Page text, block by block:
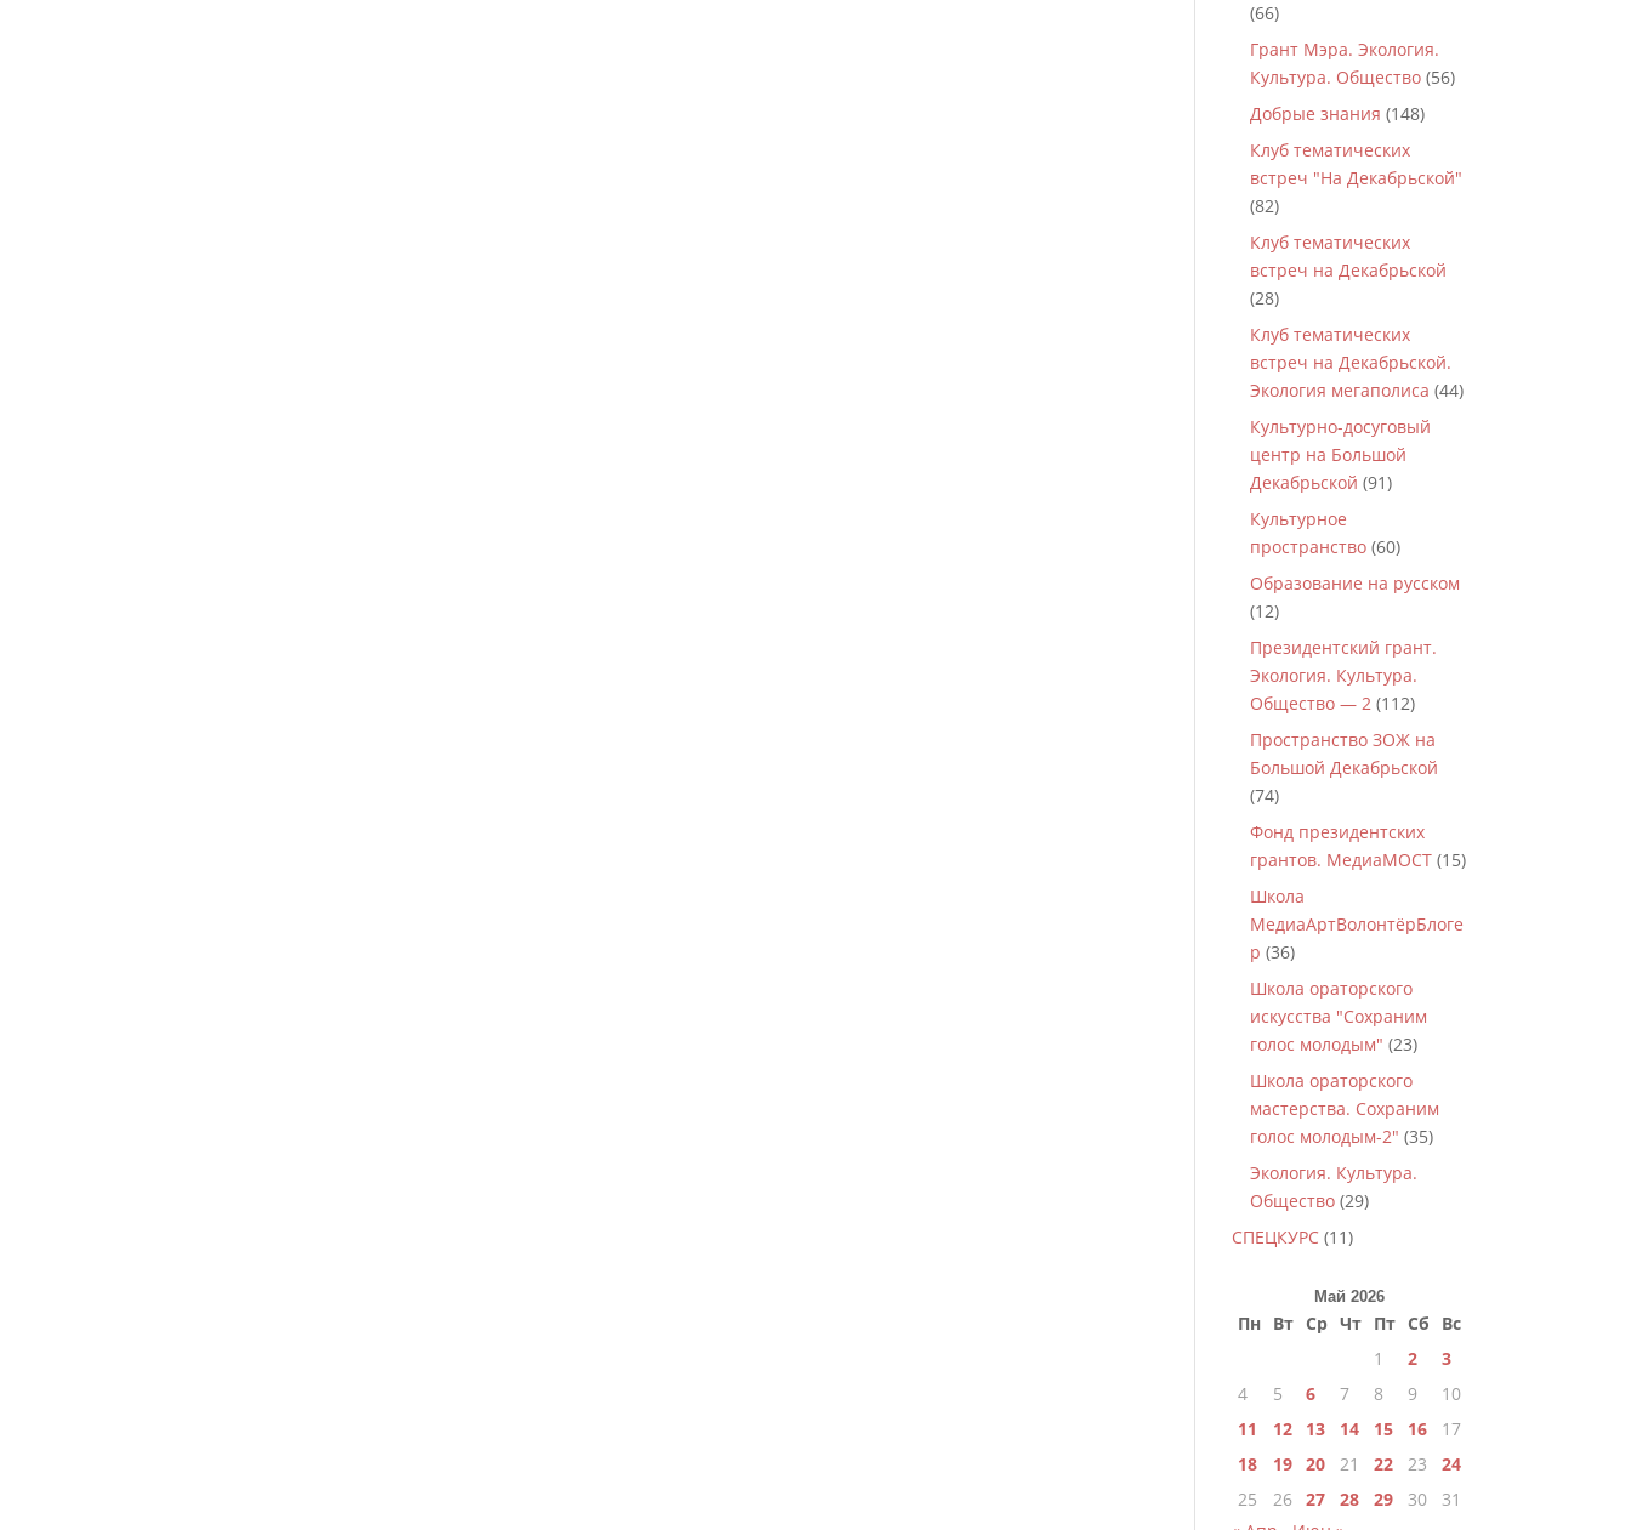
(66)
Грант Мэра. Экология.
Культура. Общество (56)
Добрые знания (148)
Клуб тематических
встреч "На Декабрьской"
(82)
Клуб тематических
встреч на Декабрьской
(28)
Клуб тематических
встреч на Декабрьской.
Экология мегаполиса (44)
Культурно-досуговый
центр на Большой
Декабрьской (91)
Культурное
пространство (60)
Образование на русском
(12)
Президентский грант.
Экология. Культура.
Общество — 2 (112)
Пространство ЗОЖ на
Большой Декабрьской
(74)
Фонд президентских
грантов. МедиаМОСТ (15)
Школа
МедиаАртВолонтёрБлоге
р (36)
Школа ораторского
искусства "Сохраним
голос молодым" (23)
Школа ораторского
мастерства. Сохраним
голос молодым-2" (35)
Экология. Культура.
Общество (29)
СПЕЦКУРС (11)
Май 2026
Пн Вт Ср Чт Пт Сб
Вс
1
2
3
4
5 6 7 8 9
10
11
12 13 14 15 16
17
18
19 20 21 22 23
24
25
26 27 28 29 30
31